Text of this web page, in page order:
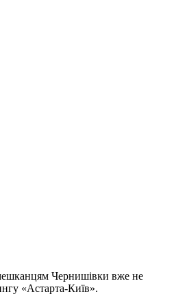
Чернишівки вже не
«Астарта-Київ».